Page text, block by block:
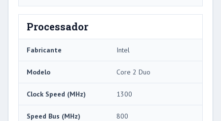
Processador
Fabricante Intel
Modelo Core 2 Duo
Clock Speed ​​(MHz) 1300
Speed ​​Bus (MHz) 800